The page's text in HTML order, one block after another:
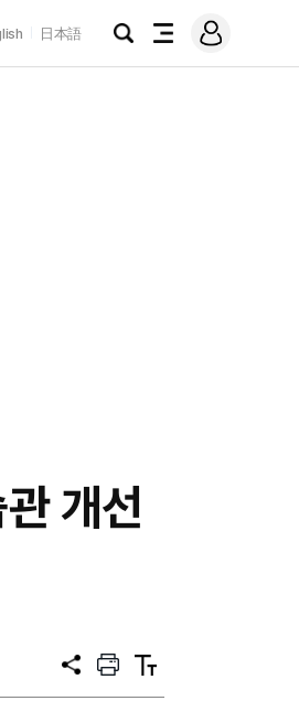
日本語
검
전
메
그
개선
공
프
트
텍
트